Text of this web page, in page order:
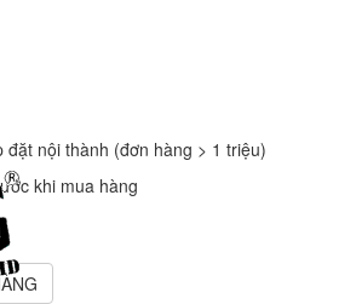
đặt nội thành (đơn hàng > 1 triệu)
khi mua hàng